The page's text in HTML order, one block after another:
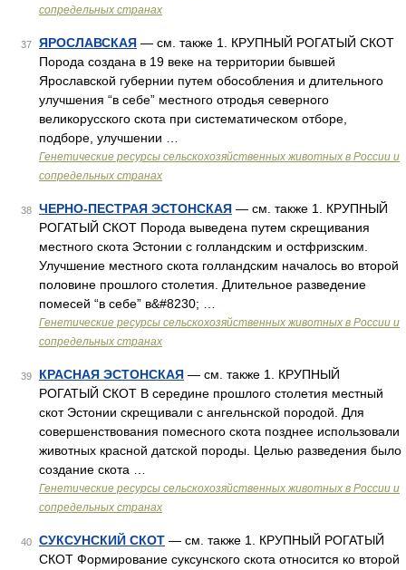
сопредельных странах
37 ЯРОСЛАВСКАЯ — см. также 1. КРУПНЫЙ РОГАТЫЙ СКОТ
Порода создана в 19 веке на территории бывшей
Ярославской губернии путем обособления и длительного
улучшения “в себе” местного отродья северного
великорусского скота при систематическом отборе,
подборе, улучшении …
Генетические ресурсы сельскохозяйственных животных в России и
сопредельных странах
38 ЧЕРНО-ПЕСТРАЯ ЭСТОНСКАЯ — см. также 1. КРУПНЫЙ
РОГАТЫЙ СКОТ Порода выведена путем скрещивания
местного скота Эстонии с голландским и остфризским.
Улучшение местного скота голландским началось во второй
половине прошлого столетия. Длительное разведение
помесей “в себе” в&#8230; …
Генетические ресурсы сельскохозяйственных животных в России и
сопредельных странах
39 КРАСНАЯ ЭСТОНСКАЯ — см. также 1. КРУПНЫЙ
РОГАТЫЙ СКОТ В середине прошлого столетия местный
скот Эстонии скрещивали с ангельнской породой. Для
совершенствования помесного скота позднее использовали
животных красной датской породы. Целью разведения было
создание скота …
Генетические ресурсы сельскохозяйственных животных в России и
сопредельных странах
40 СУКСУНСКИЙ СКОТ — см. также 1. КРУПНЫЙ РОГАТЫЙ
СКОТ Формирование суксунского скота относится ко второй